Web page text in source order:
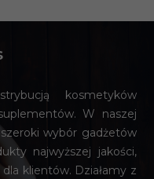
kosmetyków
W naszej
wybór gadżetów
najwyższej jakości,
klientów. Działamy z